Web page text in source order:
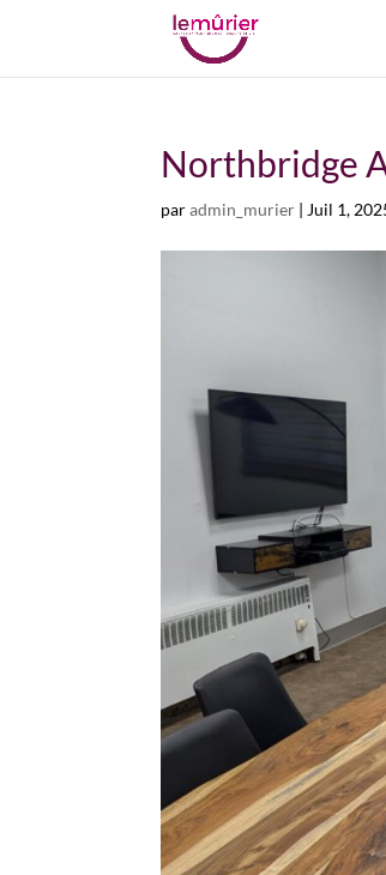
Northbridge
paradmin_murier | Juil 1,